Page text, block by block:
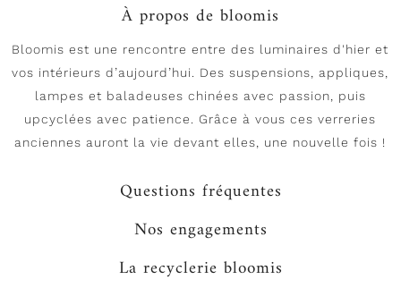
À propos de bloomis
Bloomis est une rencontre entre des luminaires d'hier et
vos intérieurs d’aujourd’hui. Des suspensions, appliques,
lampes et baladeuses chinées avec passion, puis
upcyclées avec patience. Grâce à vous ces verreries
anciennes auront la vie devant elles, une nouvelle fois !
Questions fréquentes
Nos engagements
La recyclerie bloomis